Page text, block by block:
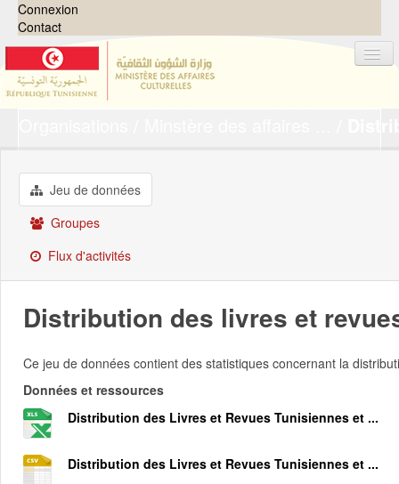
Connexion
Contact
Groupes
Demandes
À propos
Jeu de données
Groupes
Flux d'activités
Distribution des livres et
Ce jeu de données contient des statistiques concernant la
Données et ressources
Distribution des Livres et Revues Tunisiennes et ...
Distribution des Livres et Revues Tunisiennes et ...